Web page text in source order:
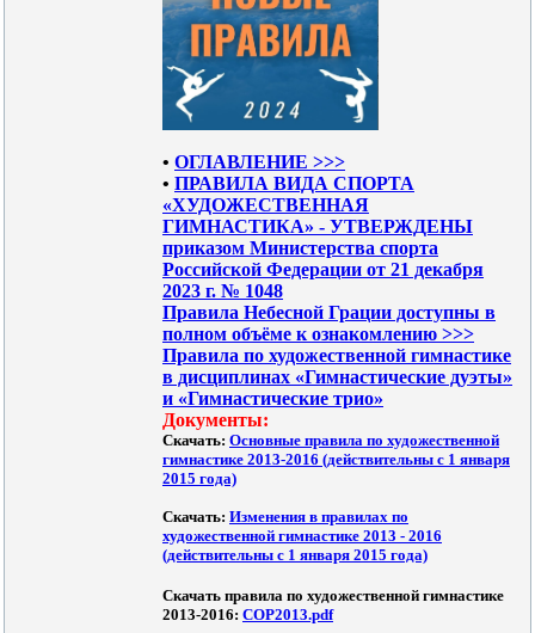
• ОГЛАВЛЕНИЕ >>>
• ПРАВИЛА ВИДА СПОРТА
«ХУДОЖЕСТВЕННАЯ
ГИМНАСТИКА» - УТВЕРЖДЕНЫ
приказом Министерства спорта
Российской Федерации от 21 декабря
2023 г. № 1048
Правила Небесной Грации доступны в
полном объёме к ознакомлению >>>
Правила по художественной гимнастике
в дисциплинах «Гимнастические дуэты»
и «Гимнастические трио»
Документы:
Скачать: Основные правила по художественной
гимнастике 2013-2016 (действительны с 1 января
2015 года)
Скачать: Изменения в правилах по
художественной гимнастике 2013 - 2016
(действительны с 1 января 2015 года)
Скачать правила по художественной гимнастике
2013-2016: COP2013.pdf